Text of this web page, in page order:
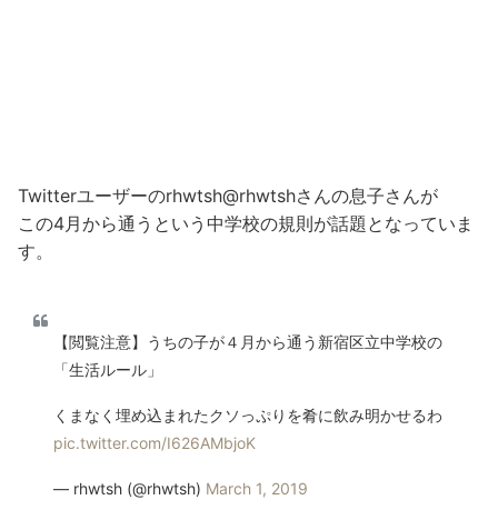
Twitterユーザーのrhwtsh@rhwtshさんの息子さんが
この4月から通うという中学校の規則が話題となっていま
す。
【閲覧注意】うちの子が４月から通う新宿区立中学校の
「生活ルール」
くまなく埋め込まれたクソっぷりを肴に飲み明かせるわ
pic.twitter.com/I626AMbjoK
— rhwtsh (@rhwtsh) March 1, 2019